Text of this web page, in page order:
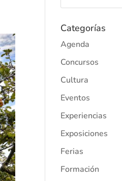
Categorías
Agenda
Concursos
Cultura
Eventos
Experiencias
Exposiciones
Ferias
Formación